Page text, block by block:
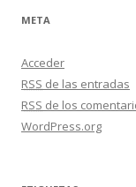
META
Acceder
RSS de las entradas
RSS de los
WordPress.org